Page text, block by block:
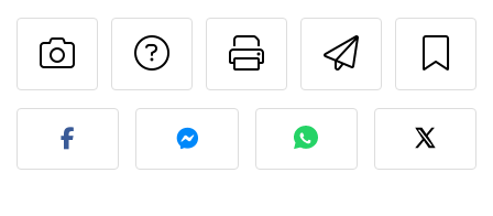
Imprimir
Preguntar al autor
Publicar la foto de esta